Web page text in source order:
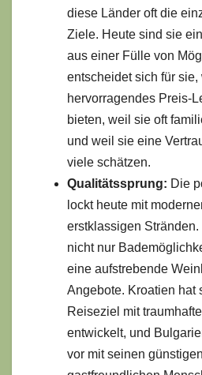
diese Länder oft die
Ziele. Heute sind sie
aus einer Fülle von
entscheidet sich für
hervorragendes Preis-
bieten, weil sie oft
und weil sie eine
viele schätzen.
Qualitätssprung: Die
lockt heute mit
erstklassigen
nicht nur
eine aufstrebende
Angebote. Kroatien hat
Reiseziel mit
entwickelt, und
vor mit seinen